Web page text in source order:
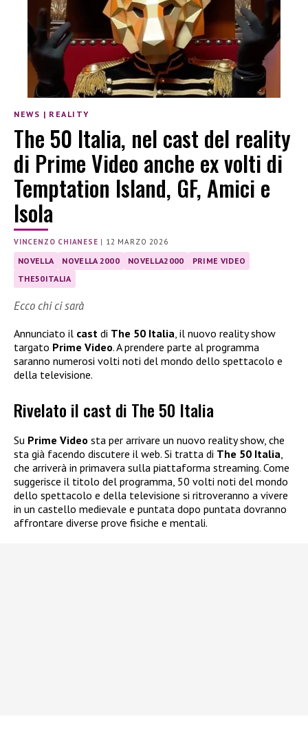
NEWS | REALITY
The 50 Italia, nel cast del reality
di Prime Video anche ex volti di
Temptation Island, GF, Amici e
Isola
VINCENZO CHIANESE | 12 MARZO 2026
NOVELLA NOVELLA 2000 NOVELLA2000
PRIME VIDEO
THE50ITALIA
Ecco chi ci sarà
Annunciato il cast di The 50 Italia, il nuovo reality show
targato Prime Video. A prendere parte al programma
saranno numerosi volti noti del mondo dello spettacolo e
della televisione.
Rivelato il cast di The 50 Italia
Su Prime Video sta per arrivare un nuovo reality show, che
sta già facendo discutere il web. Si tratta di The 50 Italia
che arriverà in primavera sulla piattaforma streaming. Come
suggerisce il titolo del programma, 50 volti noti del mondo
dello spettacolo e della televisione si ritroveranno a vivere
in un castello medievale e puntata dopo puntata dovranno
affrontare diverse prove fisiche e mentali.